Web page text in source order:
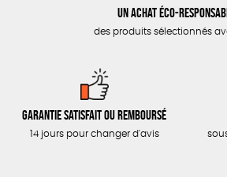
CUISINE / NUTRITION
ACCESSOIRES
Un achat éco-
des produits sélectionnés
Garantie satisfait ou remboursé
14 jours pour changer d'avis